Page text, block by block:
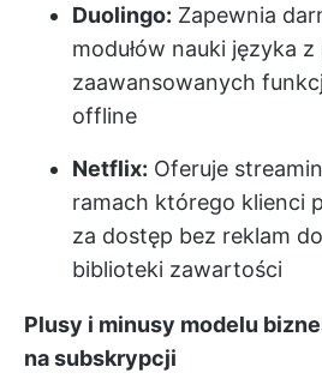
Duolingo: Zapewnia
modułów nauki języka
zaawansowanych
offline
Netflix: Oferuje
ramach którego klienci
za dostęp bez reklam
biblioteki zawartości
Plusy i minusy modelu
na subskrypcji